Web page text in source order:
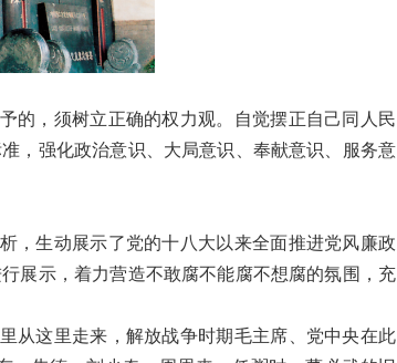
的，须树立正确的权力观。自觉摆正自己同人民
，强化政治意识、大局意识、奉献意识、服务意
，生动展示了党的十八大以来全面推进党风廉政
展示，着力营造不敢腐不能腐不想腐的氛围，充
从这里走来，解放战争时期毛主席、党中央在此